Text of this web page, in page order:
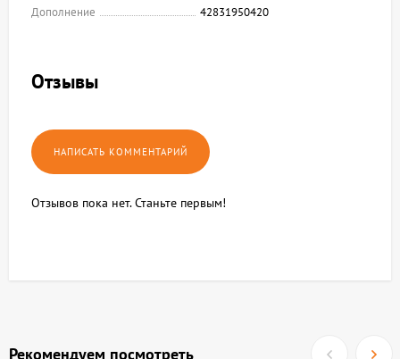
Дополнение
42831950420
Отзывы
Отзывов пока нет. Станьте первым!
Рекомендуем посмотреть